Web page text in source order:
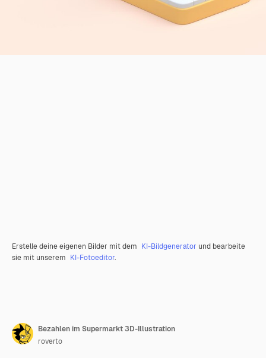
Erstelle deine eigenen Bilder mit dem KI-Bildgenerator und bearbeite
sie mit unserem KI-Fotoeditor.
Bezahlen im Supermarkt 3D-Illustration
roverto